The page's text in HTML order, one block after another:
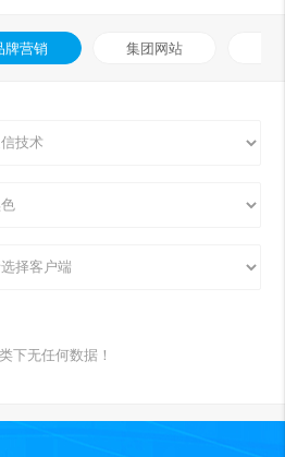
牌营销 集团网站
下无任何数据！